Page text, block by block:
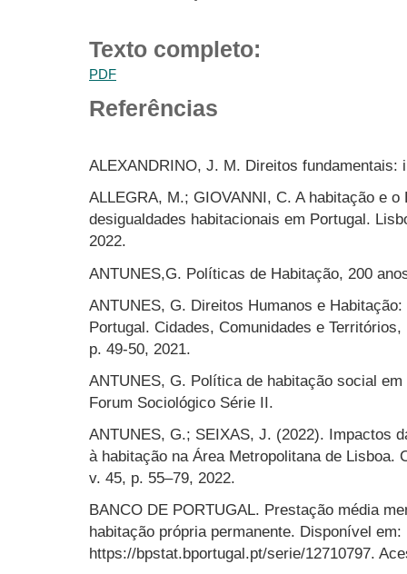
Texto completo:
PDF
Referências
ALEXANDRINO, J. M. Direitos fundamentais:
ALLEGRA, M.; GIOVANNI, C. A habitação e
desigualdades habitacionais em Portugal.
2022.
ANTUNES,G. Políticas de Habitação, 200
ANTUNES, G. Direitos Humanos e
Portugal. Cidades, Comunidades e
p. 49-50, 2021.
ANTUNES, G. Política de habitação social
Forum Sociológico Série II.
ANTUNES, G.; SEIXAS, J. (2022). Impactos
à habitação na Área Metropolitana de Lisboa.
v. 45, p. 55–79, 2022.
BANCO DE PORTUGAL. Prestação média
habitação própria permanente. Disponível em:
https://bpstat.bportugal.pt/serie/12710797.